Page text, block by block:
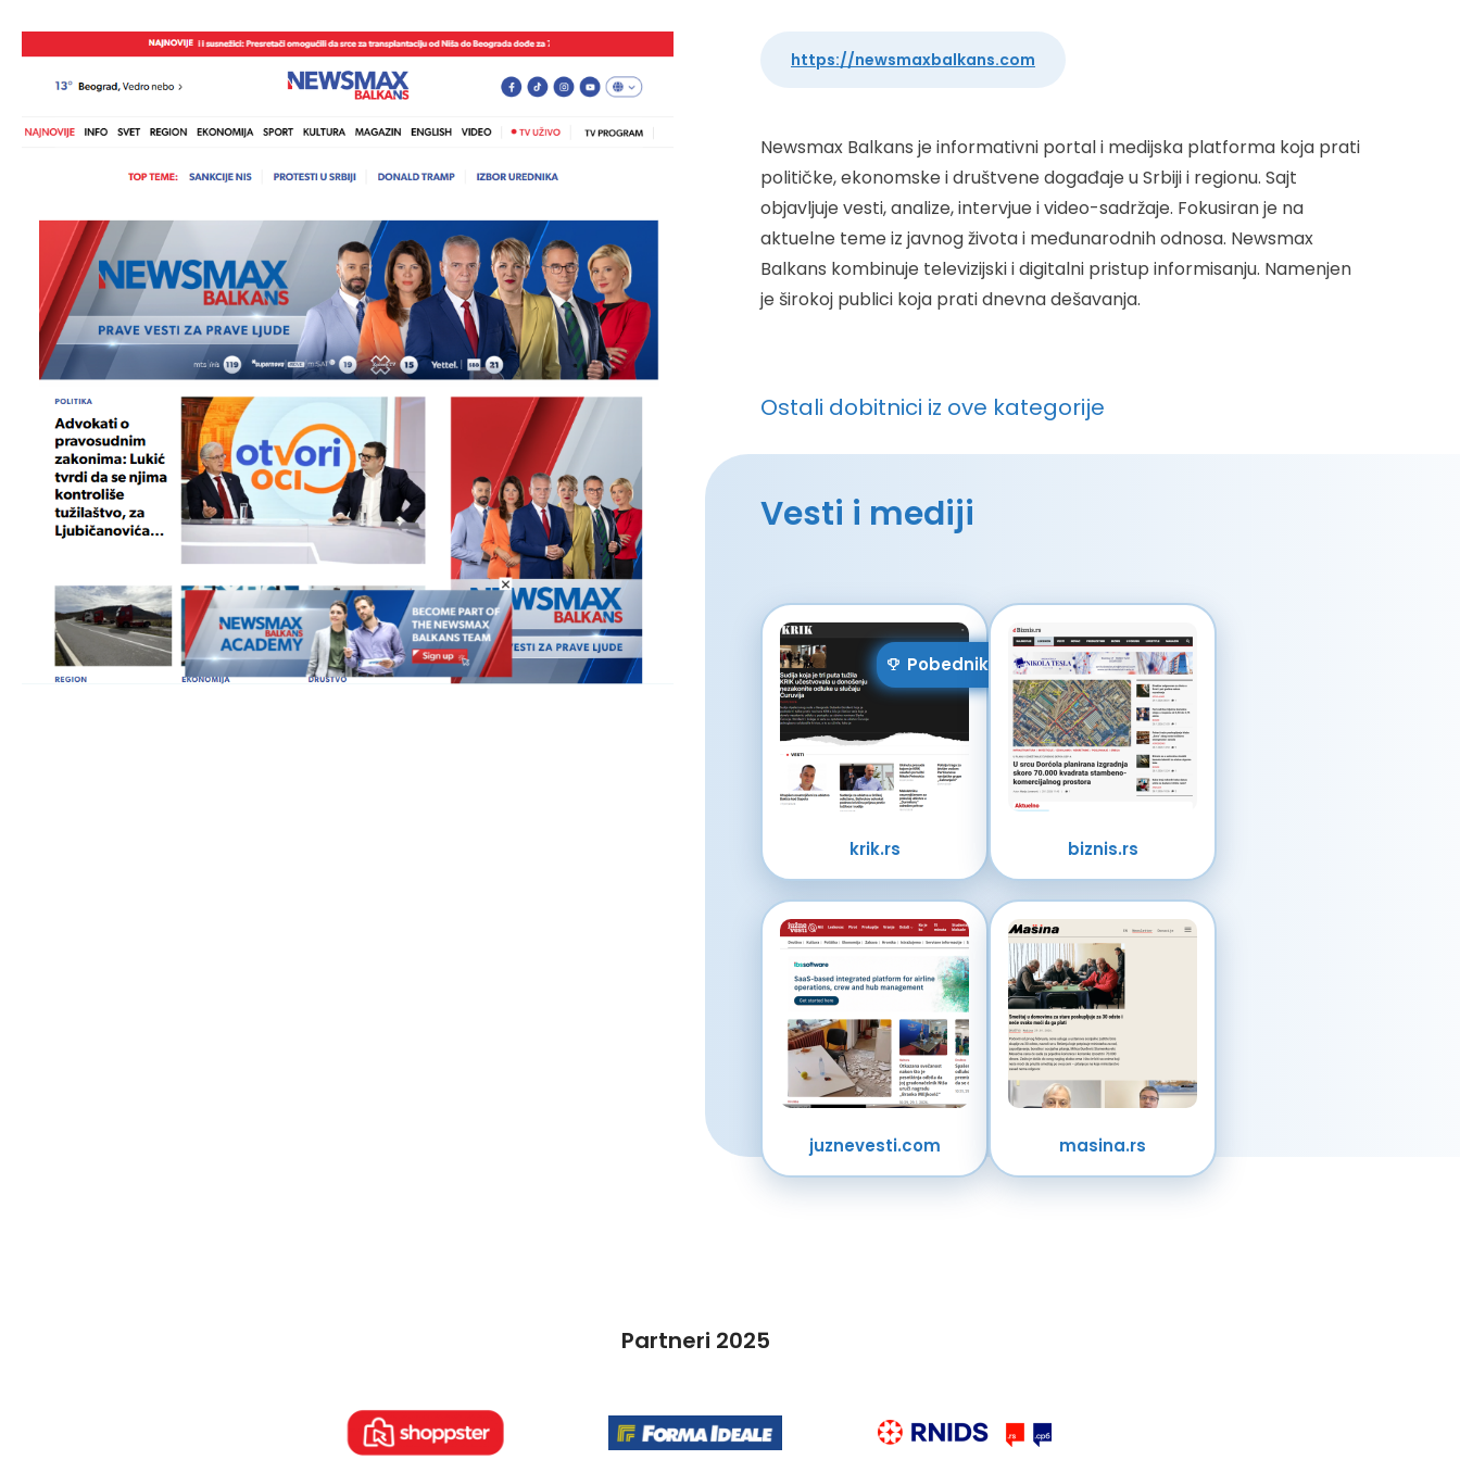
https://newsmaxbalkans.com
Newsmax Balkans je informativni portal i medijska platforma koja prati
političke, ekonomske i društvene događaje u Srbiji i regionu. Sajt
objavljuje vesti, analize, intervjue i video-sadržaje. Fokusiran je na
aktuelne teme iz javnog života i međunarodnih odnosa. Newsmax
Balkans kombinuje televizijski i digitalni pristup informisanju. Namenjen
je širokoj publici koja prati dnevna dešavanja.
Ostali dobitnici iz ove kategorije
Vesti i mediji
Pobednik
krik.rs biznis.rs
juznevesti.com masina.rs
Partneri 2025